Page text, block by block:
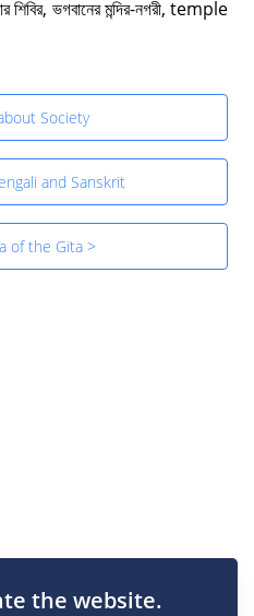
শিবির, ভগবানের মন্দির-নগরী, temple
Society
and Sanskrit
of the Gita >
the website.